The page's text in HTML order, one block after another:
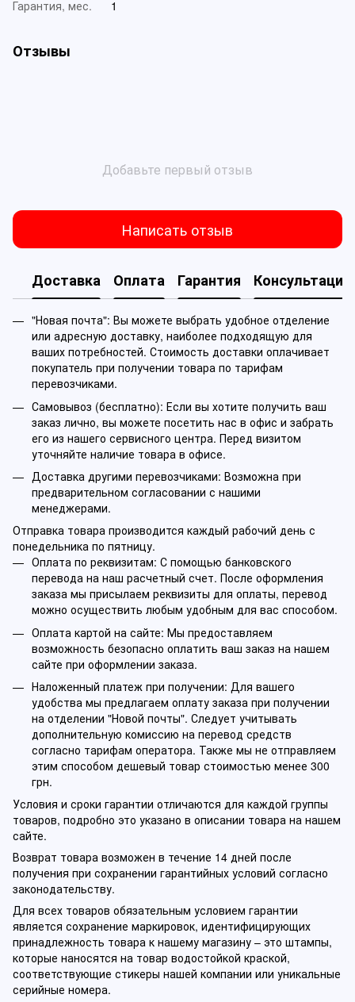
Гарантия, мес. 1
Отзывы
Добавьте первый отзыв
Написать отзыв
Доставка Оплата Гарантия Консультация
"Новая почта": Вы можете выбрать удобное отделение
или адресную доставку, наиболее подходящую для
ваших потребностей. Стоимость доставки оплачивает
покупатель при получении товара по тарифам
перевозчиками.
Самовывоз (бесплатно): Если вы хотите получить ваш
заказ лично, вы можете посетить нас в офис и забрать
его из нашего сервисного центра. Перед визитом
уточняйте наличие товара в офисе.
Доставка другими перевозчиками: Возможна при
предварительном согласовании с нашими
менеджерами.
Отправка товара производится каждый рабочий день с
понедельника по пятницу.
Оплата по реквизитам: С помощью банковского
перевода на наш расчетный счет. После оформления
заказа мы присылаем реквизиты для оплаты, перевод
можно осуществить любым удобным для вас способом.
Оплата картой на сайте: Мы предоставляем
возможность безопасно оплатить ваш заказ на нашем
сайте при оформлении заказа.
Наложенный платеж при получении: Для вашего
удобства мы предлагаем оплату заказа при получении
на отделении "Новой почты". Следует учитывать
дополнительную комиссию на перевод средств
согласно тарифам оператора. Также мы не отправляем
этим способом дешевый товар стоимостью менее 300
грн.
Условия и сроки гарантии отличаются для каждой группы
товаров, подробно это указано в описании товара на нашем
сайте.
Возврат товара возможен в течение 14 дней после
получения при сохранении гарантийных условий согласно
законодательству.
Для всех товаров обязательным условием гарантии
является сохранение маркировок, идентифицирующих
принадлежность товара к нашему магазину – это штампы,
которые наносятся на товар водостойкой краской,
соответствующие стикеры нашей компании или уникальные
серийные номера.